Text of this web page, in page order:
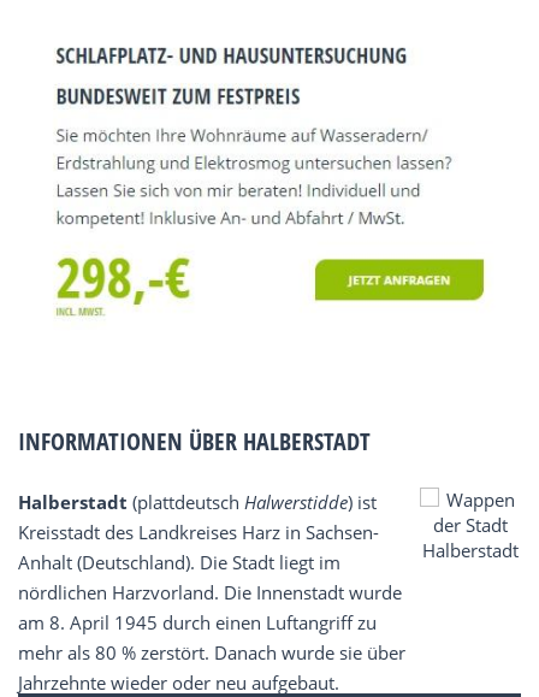
INFORMATIONEN ÜBER HALBERSTADT
Halberstadt (plattdeutsch Halwerstidde) ist
Kreisstadt des Landkreises Harz in Sachsen-
Anhalt (Deutschland). Die Stadt liegt im
nördlichen Harzvorland. Die Innenstadt wurde
am 8. April 1945 durch einen Luftangriff zu
mehr als 80 % zerstört. Danach wurde sie über
Jahrzehnte wieder oder neu aufgebaut.